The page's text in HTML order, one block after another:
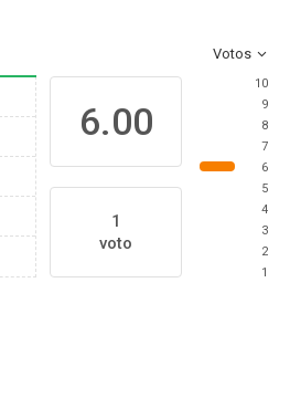
Votos
6.00
1
voto
10
9
8
7
6
5
4
3
2
1